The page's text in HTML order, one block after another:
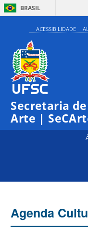
BRASIL
ACESSIBILIDADE
Secretaria
Arte |
Agenda